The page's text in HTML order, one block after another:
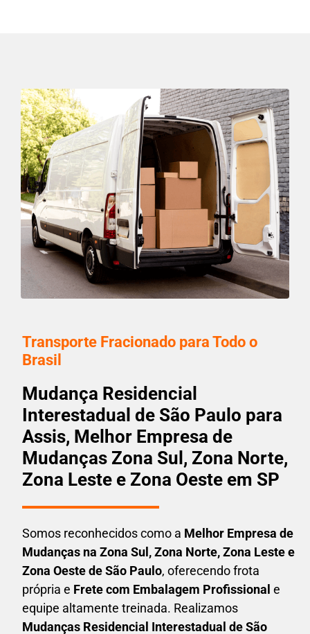
Transporte Fracionado para Todo o
Brasil
Mudança Residencial
Interestadual de São Paulo para
Assis, Melhor Empresa de
Mudanças Zona Sul, Zona Norte,
Zona Leste e Zona Oeste em SP
Somos reconhecidos como a Melhor Empresa de
Mudanças na Zona Sul, Zona Norte, Zona Leste e
Zona Oeste de São Paulo, oferecendo frota
própria e Frete com Embalagem Profissional e
equipe altamente treinada. Realizamos
Mudanças Residencial Interestadual de São